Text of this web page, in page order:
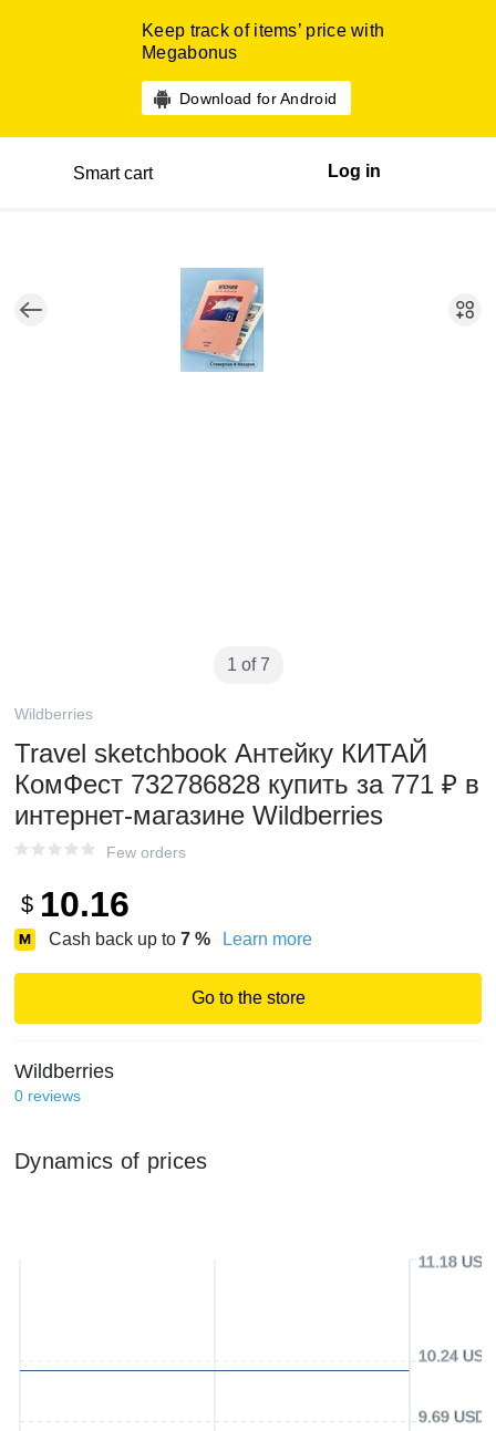
Keep track of items’ price with
Megabonus
Download for Android
Smart cart Log in
1 of 7
Wildberries
Travel sketchbook Антейку КИТАЙ
КомФест 732786828 купить за 771 ₽ в
интернет‑магазине Wildberries
Few orders
$ 10.16
Cash back up to 7 % Learn more
Go to the store
Wildberries
0 reviews
Dynamics of prices
9.69 USD
10.24 USD
11.18 USD